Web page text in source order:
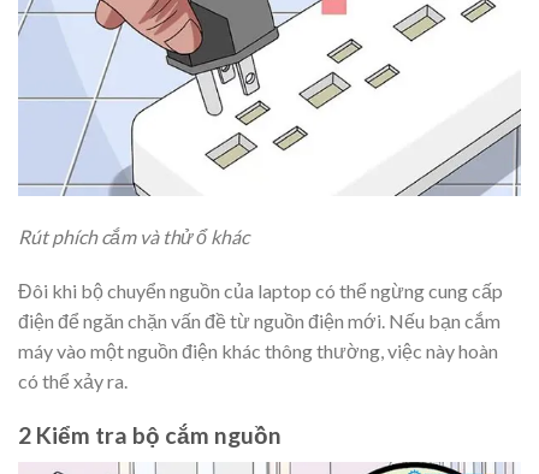
Rút phích cắm và thử ổ khác
Đôi khi bộ chuyển nguồn của laptop có thể ngừng cung cấp
điện để ngăn chặn vấn đề từ nguồn điện mới. Nếu bạn cắm
máy vào một nguồn điện khác thông thường, việc này hoàn
có thể xảy ra.
2 Kiểm tra bộ cắm nguồn